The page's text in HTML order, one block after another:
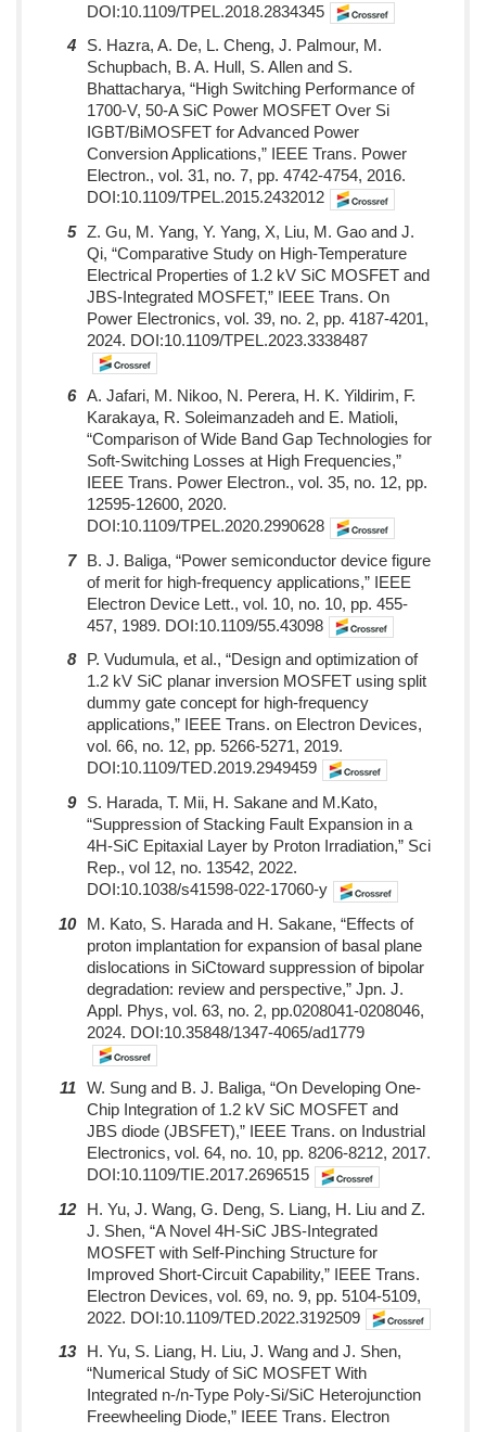
DOI:10.1109/TPEL.2018.2834345
4
S. Hazra, A. De, L. Cheng, J. Palmour, M.
Schupbach, B. A. Hull, S. Allen and S.
Bhattacharya, “High Switching Performance of
1700-V, 50-A SiC Power MOSFET Over Si
IGBT/BiMOSFET for Advanced Power
Conversion Applications,” IEEE Trans. Power
Electron., vol. 31, no. 7, pp. 4742-4754, 2016.
DOI:10.1109/TPEL.2015.2432012
5 Z. Gu, M. Yang, Y. Yang, X, Liu, M. Gao and J.
Qi, “Comparative Study on High-Temperature
Electrical Properties of 1.2 kV SiC MOSFET and
JBS-Integrated MOSFET,” IEEE Trans. On
Power Electronics, vol. 39, no. 2, pp. 4187-4201,
2024. DOI:10.1109/TPEL.2023.3338487
6 A. Jafari, M. Nikoo, N. Perera, H. K. Yildirim, F.
Karakaya, R. Soleimanzadeh and E. Matioli,
“Comparison of Wide Band Gap Technologies for
Soft-Switching Losses at High Frequencies,”
IEEE Trans. Power Electron., vol. 35, no. 12, pp.
12595-12600, 2020.
DOI:10.1109/TPEL.2020.2990628
7
B. J. Baliga, “Power semiconductor device figure
of merit for high-frequency applications,” IEEE
Electron Device Lett., vol. 10, no. 10, pp. 455-
457, 1989. DOI:10.1109/55.43098
8
P. Vudumula, et al., “Design and optimization of
1.2 kV SiC planar inversion MOSFET using split
dummy gate concept for high-frequency
applications,” IEEE Trans. on Electron Devices,
vol. 66, no. 12, pp. 5266-5271, 2019.
DOI:10.1109/TED.2019.2949459
9
S. Harada, T. Mii, H. Sakane and M.Kato,
“Suppression of Stacking Fault Expansion in a
4H-SiC Epitaxial Layer by Proton Irradiation,” Sci
Rep., vol 12, no. 13542, 2022.
DOI:10.1038/s41598-022-17060-y
10
M. Kato, S. Harada and H. Sakane, “Effects of
proton implantation for expansion of basal plane
dislocations in SiCtoward suppression of bipolar
degradation: review and perspective,” Jpn. J.
Appl. Phys, vol. 63, no. 2, pp.0208041-0208046,
2024. DOI:10.35848/1347-4065/ad1779
11 W. Sung and B. J. Baliga, “On Developing One-
Chip Integration of 1.2 kV SiC MOSFET and
JBS diode (JBSFET),” IEEE Trans. on Industrial
Electronics, vol. 64, no. 10, pp. 8206-8212, 2017.
DOI:10.1109/TIE.2017.2696515
12
H. Yu, J. Wang, G. Deng, S. Liang, H. Liu and Z.
J. Shen, “A Novel 4H-SiC JBS-Integrated
MOSFET with Self-Pinching Structure for
Improved Short-Circuit Capability,” IEEE Trans.
Electron Devices, vol. 69, no. 9, pp. 5104-5109,
2022. DOI:10.1109/TED.2022.3192509
13
H. Yu, S. Liang, H. Liu, J. Wang and J. Shen,
“Numerical Study of SiC MOSFET With
Integrated n-/n-Type Poly-Si/SiC Heterojunction
Freewheeling Diode,” IEEE Trans. Electron